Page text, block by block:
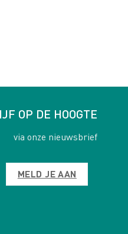
OP DE HOOGTE
nieuwsbrief
MELD JE AAN